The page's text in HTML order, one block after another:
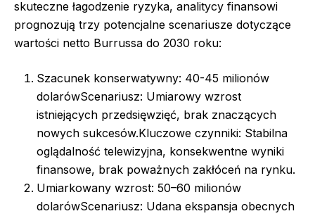
skuteczne łagodzenie ryzyka, analitycy finansowi
prognozują trzy potencjalne scenariusze dotyczące
wartości netto Burrussa do 2030 roku:
Szacunek konserwatywny: 40-45 milionów
dolarówScenariusz: Umiarowy wzrost
istniejących przedsięwzięć, brak znaczących
nowych sukcesów.Kluczowe czynniki: Stabilna
oglądalność telewizyjna, konsekwentne wyniki
finansowe, brak poważnych zakłóceń na rynku.
Umiarkowany wzrost: 50–60 milionów
dolarówScenariusz: Udana ekspansja obecnych